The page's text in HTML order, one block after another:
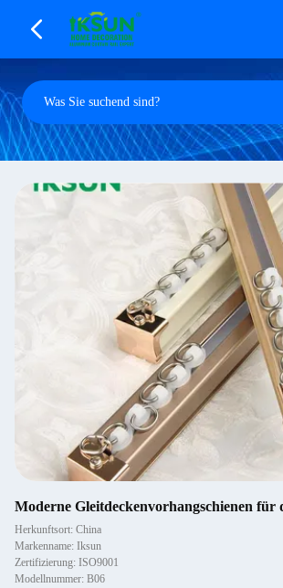
Moderne Gleitdeckenvorhangschienen für
Herkunftsort: China
Markenname: Iksun
Zertifizierung: ISO9001
Modellnummer: B06